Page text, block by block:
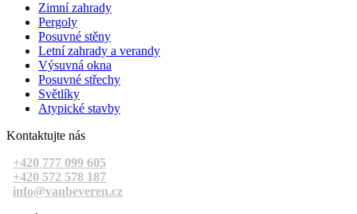
Zimní zahrady
Pergoly
Posuvné stěny
Letní zahrady a verandy
Výsuvná okna
Posuvné střechy
Světlíky
Atypické stavby
Kontaktujte nás
+420 777 099 605
+420 572 578 187
info@vanbeveren.cz